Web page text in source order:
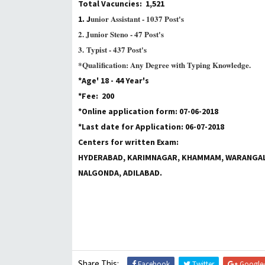
Total Vacuncies: 1,521
1. Junior Assistant - 1037 Post's
2. Junior Steno - 47 Post's
3. Typist - 437 Post's
*Qualification: Any Degree with Typing Knowledge.
*Age' 18 - 44 Year's
*Fee: ₹ 200
*Online application form: 07-06-2018
*Last date for Application: 06-07-2018
Centers for written Exam:
HYDERABAD, KARIMNAGAR, KHAMMAM,
NALGONDA, ADILABAD.